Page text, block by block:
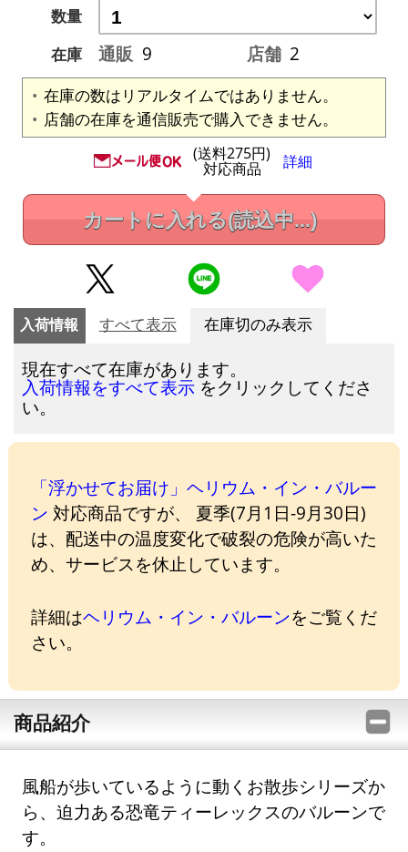
数量
在庫
通販 9 店舗 2
在庫の数はリアルタイムではありません。
店舗の在庫を通信販売で購入できません。
(送料275円)
対応商品 詳細
カートに入れる(読込中...)
入荷情報 すべて表示 在庫切のみ表示
現在すべて在庫があります。
入荷情報をすべて表示 をクリックしてくださ
い。
「浮かせてお届け」ヘリウム・イン・バルー
ン 対応商品ですが、 夏季(7月1日-9月30日)
は、配送中の温度変化で破裂の危険が高いた
め、サービスを休止しています。
詳細はヘリウム・イン・バルーンをご覧くだ
さい。
商品紹介
風船が歩いているように動くお散歩シリーズか
ら、迫力ある恐竜ティーレックスのバルーンで
す。